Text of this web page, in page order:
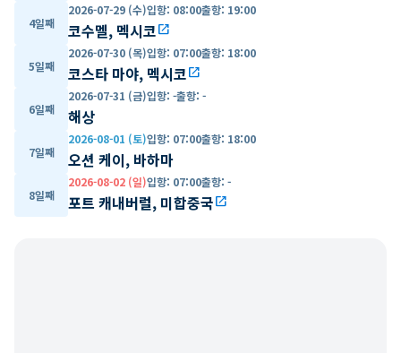
4일째
2026-07-29 (수)입항: 08:00출항: 19:00
코수멜, 멕시코open_in_new
5일째
2026-07-30 (목)입항: 07:00출항: 18:00
코스타 마야, 멕시코open_in_new
6일째
2026-07-31 (금)입항: -출항: -
해상
7일째
2026-08-01 (토)입항: 07:00출항: 18:00
오션 케이, 바하마
8일째
2026-08-02 (일)입항: 07:00출항: -
포트 캐내버럴, 미합중국open_in_new